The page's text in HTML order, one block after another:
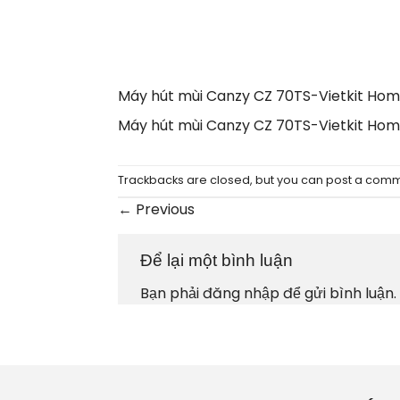
Máy hút mùi Canzy CZ 70TS-Vietkit
Máy hút mùi Canzy CZ 70TS-Vietkit
Trackbacks are closed, but you can post a
← Previous
Để lại một bình luận
Bạn phảiđăng nhậpđể gửi bình luận.